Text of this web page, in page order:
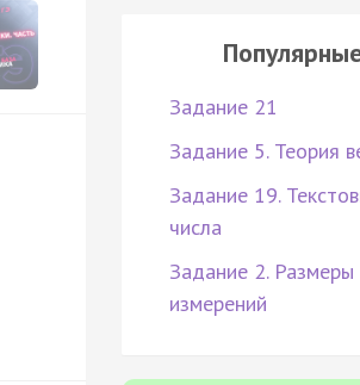
Задание 21
Задание 5. Теория
Задание 19.
числа
Задание 2.
измерений